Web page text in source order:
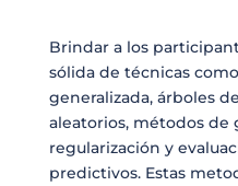
Brindar a los
sólida de técnicas
generalizada, árboles
aleatorios, métodos de
regularización y
predictivos. Estas